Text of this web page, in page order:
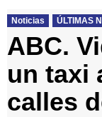
Noticias ÚLTIMAS
ABC.
un taxi
calles